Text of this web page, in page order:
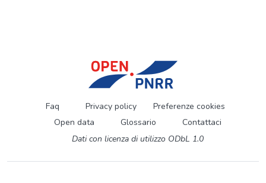
Faq Privacy policy
Preferenze cookies
Open data
Glossario
Contattaci
Dati con licenza di utilizzo ODbL 1.0